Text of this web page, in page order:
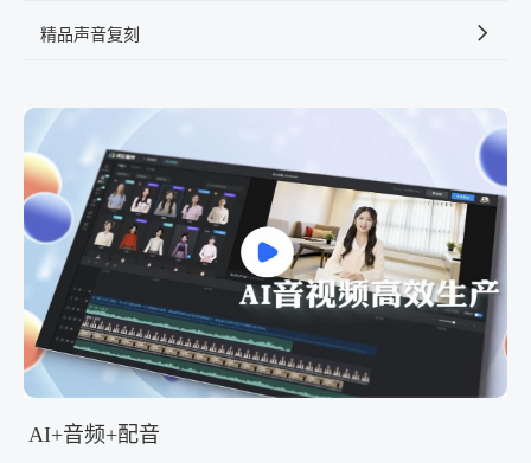
精品声音复刻
AI+音频+配音